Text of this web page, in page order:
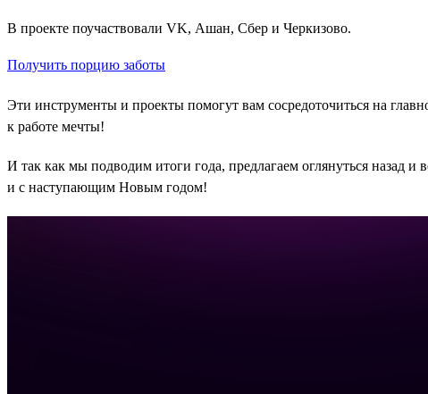
В проекте поучаствовали VK, Ашан, Сбер и Черкизово.
Получить порцию заботы
Эти инструменты и проекты помогут вам сосредоточиться на
к работе мечты!
И так как мы подводим итоги года, предлагаем оглянуться назад
и с наступающим Новым годом!